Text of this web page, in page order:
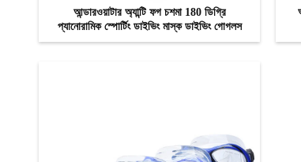
আন্ডারওয়াটার অ্যান্টি ফগ চশমা 180 ডিগ্রি
প্যানোরামিক স্পোর্টিং ডাইভিং মাস্ক ডাইভিং গোগলস